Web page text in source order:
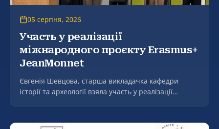
05 серпня, 2026
Участь у реалізації
міжнародного проєкту Erasmus+
JeanMonnet
Євгенія Шевцова, старша викладачка кафедри
історії та археології взяла участь у реалізації
сфері» (EUNDAS).